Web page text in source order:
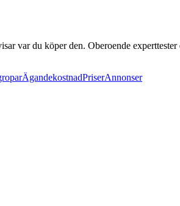
var du köper den. Oberoende experttester
ÄgandekostnadPriserAnnonser